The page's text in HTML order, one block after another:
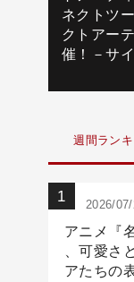
ネクトツ
クトアー
催！－サ
週間ラン
2026/
アニメ『
、可愛さ
アたちの